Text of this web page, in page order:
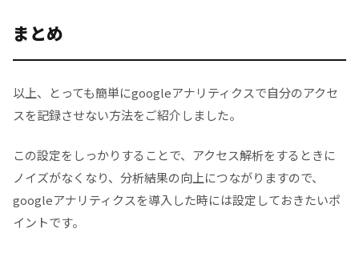
まとめ
以上、とっても簡単にgoogleアナリティクスで自分のアクセ
スを記録させない方法をご紹介しました。
この設定をしっかりすることで、アクセス解析をするときに
ノイズがなくなり、分析結果の向上につながりますので、
googleアナリティクスを導入した時には設定しておきたいポ
イントです。